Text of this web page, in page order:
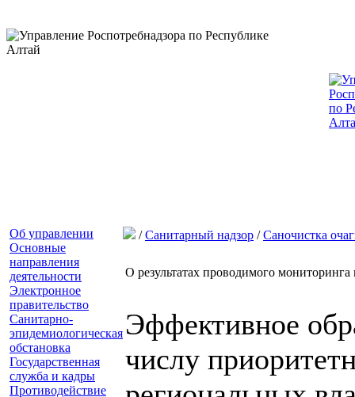
Об управлении
Основные
направления
деятельности
Электронное
правительство
Санитарно-
эпидемиологическая
обстановка
Государственная
служба и кадры
Противодействие
/Санитарный надзор /Саночистка
О результатах проводимого
Эффективное
числу